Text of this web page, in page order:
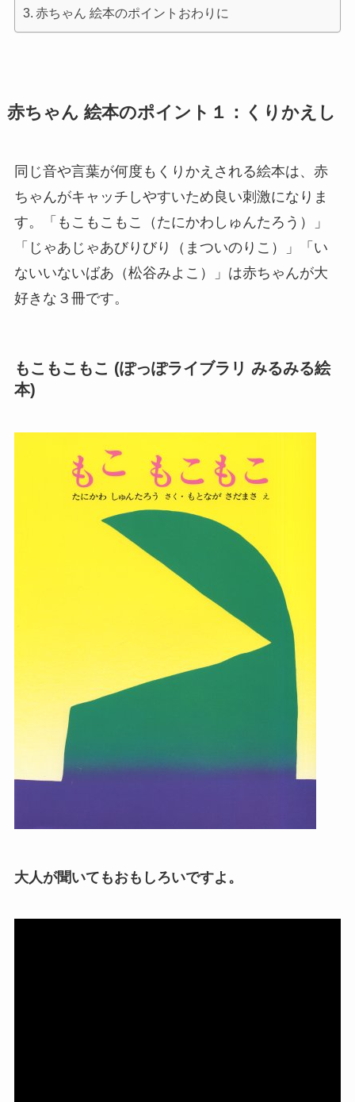
赤ちゃん 絵本のポイントおわりに
赤ちゃん 絵本のポイント１：くりかえし
同じ音や言葉が何度もくりかえされる絵本は、赤
ちゃんがキャッチしやすいため良い刺激になりま
す。「もこもこもこ（たにかわしゅんたろう）」
「じゃあじゃあびりびり（まついのりこ）」「い
ないいないばあ（松谷みよこ）」は赤ちゃんが大
好きな３冊です。
もこもこもこ (ぽっぽライブラリ みるみる絵
本)
大人が聞いてもおもしろいですよ。